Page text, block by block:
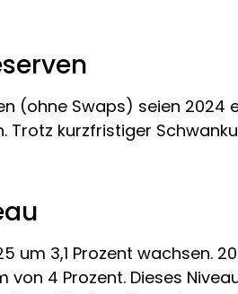
(ohne Swaps) seien
Trotz kurzfristiger
um 3,1 Prozent wachsen.
4 Prozent. Dieses